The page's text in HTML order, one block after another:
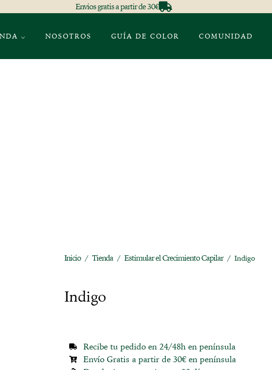
Envios gratis a partir de 30€
⌵ NOSOTROS GUÍA DE COLOR COMUNIDAD
Inicio/ Tienda/ Estimular el Crecimiento Capilar/ Indigo
Indigo
Recibe tu pedido en 24/48h en península
Envío Gratis a partir de 30€ en península